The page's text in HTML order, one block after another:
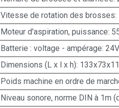
Vitesse de rotation des brosses:
Moteur d'aspiration, puissance:
Batterie : voltage - ampérage:
Dimensions (L x l x h):
Poids machine en ordre de
Niveau sonore, norme DIN à 1m